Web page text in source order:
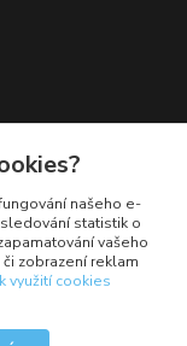
našeho e-
statistik o
vašeho
zobrazení reklam
využití cookies